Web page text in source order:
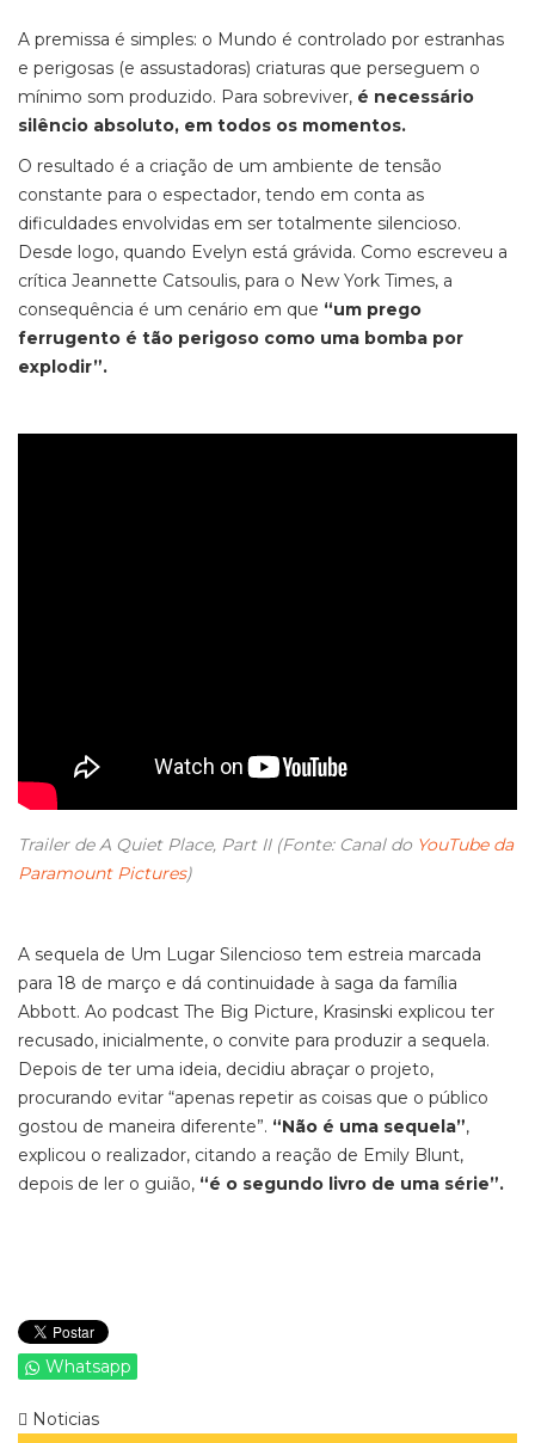
A premissa é simples: o Mundo é controlado por estranhas
e perigosas (e assustadoras) criaturas que perseguem o
mínimo som produzido. Para sobreviver, é necessário
silêncio absoluto, em todos os momentos.
O resultado é a criação de um ambiente de tensão
constante para o espectador, tendo em conta as
dificuldades envolvidas em ser totalmente silencioso.
Desde logo, quando Evelyn está grávida. Como escreveu a
crítica Jeannette Catsoulis, para o New York Times, a
consequência é um cenário em que “um prego
ferrugento é tão perigoso como uma bomba por
explodir”.
Trailer de A Quiet Place, Part II (Fonte: Canal do YouTube da
Paramount Pictures)
A sequela de Um Lugar Silencioso tem estreia marcada
para 18 de março e dá continuidade à saga da família
Abbott. Ao podcast The Big Picture, Krasinski explicou ter
recusado, inicialmente, o convite para produzir a sequela.
Depois de ter uma ideia, decidiu abraçar o projeto,
procurando evitar “apenas repetir as coisas que o público
gostou de maneira diferente”. “Não é uma sequela”,
explicou o realizador, citando a reação de Emily Blunt,
depois de ler o guião, “é o segundo livro de uma série”.
Whatsapp
Noticias